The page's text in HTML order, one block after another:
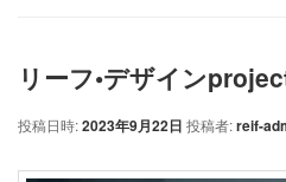
リーフ•デザイン
投稿日時:2023年9月22日 投稿者:reif-